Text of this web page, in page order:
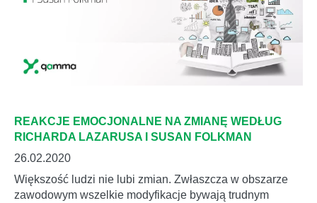
REAKCJE EMOCJONALNE NA ZMIANĘ WEDŁUG
RICHARDA LAZARUSA I SUSAN FOLKMAN
26.02.2020
Większość ludzi nie lubi zmian. Zwłaszcza w obszarze
zawodowym wszelkie modyfikacje bywają trudnym